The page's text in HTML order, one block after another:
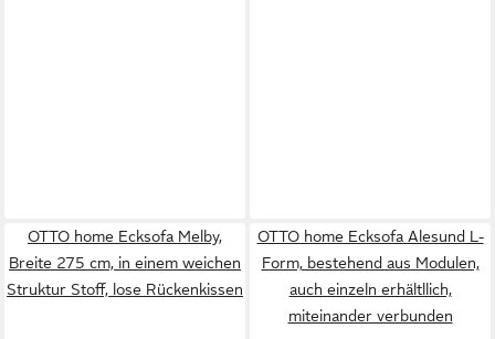
OTTO home Ecksofa Melby,
Breite 275 cm, in einem weichen
Struktur Stoff, lose Rückenkissen
OTTO home Ecksofa Alesund L-
Form, bestehend aus Modulen,
auch einzeln erhältllich,
miteinander verbunden